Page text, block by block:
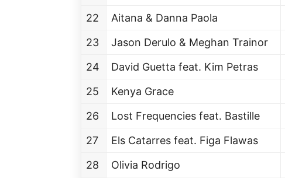
22 Aitana & Danna Paola
23
Jason Derulo & Meghan Trainor
24
David Guetta feat. Kim Petras
25
Kenya Grace
26
Lost Frequencies feat. Bastille
27
Els Catarres feat. Figa Flawas
28
Olivia Rodrigo